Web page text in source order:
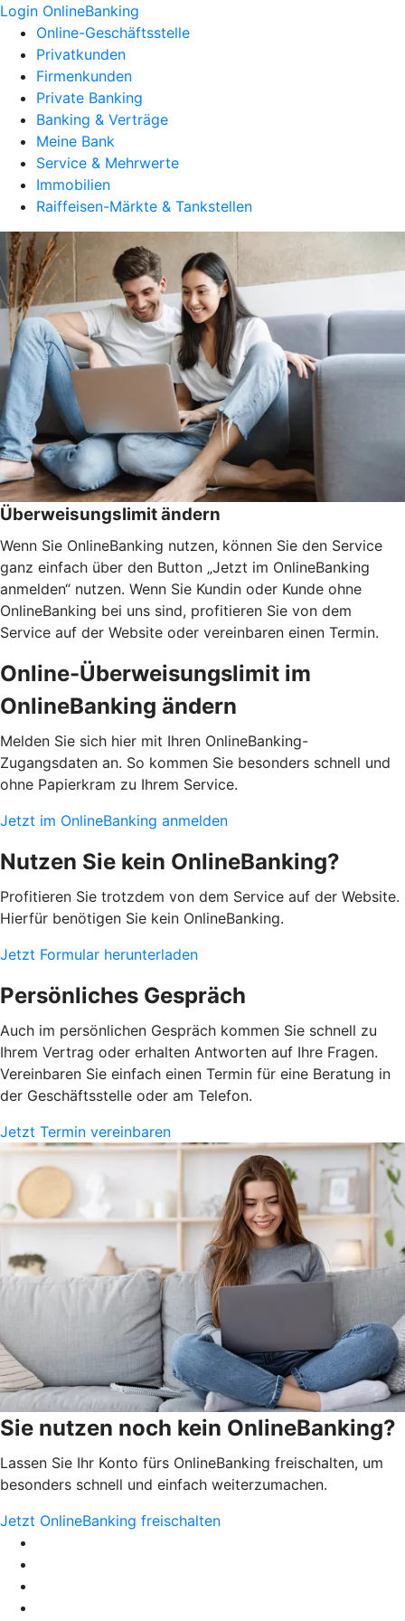
Login OnlineBanking
Online-Geschäftsstelle
Privatkunden
Firmenkunden
Private Banking
Banking & Verträge
Meine Bank
Service & Mehrwerte
Immobilien
Raiffeisen-Märkte & Tankstellen
Überweisungslimit ändern
Wenn Sie OnlineBanking nutzen, können Sie den Service
ganz einfach über den Button „Jetzt im OnlineBanking
anmelden“ nutzen. Wenn Sie Kundin oder Kunde ohne
OnlineBanking bei uns sind, profitieren Sie von dem
Service auf der Website oder vereinbaren einen Termin.
Online-Überweisungslimit im
OnlineBanking ändern
Melden Sie sich hier mit Ihren OnlineBanking-
Zugangsdaten an. So kommen Sie besonders schnell und
ohne Papierkram zu Ihrem Service.
Jetzt im OnlineBanking anmelden
Nutzen Sie kein OnlineBanking?
Profitieren Sie trotzdem von dem Service auf der Website.
Hierfür benötigen Sie kein OnlineBanking.
Jetzt Formular herunterladen
Persönliches Gespräch
Auch im persönlichen Gespräch kommen Sie schnell zu
Ihrem Vertrag oder erhalten Antworten auf Ihre Fragen.
Vereinbaren Sie einfach einen Termin für eine Beratung in
der Geschäftsstelle oder am Telefon.
Jetzt Termin vereinbaren
Sie nutzen noch kein OnlineBanking?
Lassen Sie Ihr Konto fürs OnlineBanking freischalten, um
besonders schnell und einfach weiterzumachen.
Jetzt OnlineBanking freischalten